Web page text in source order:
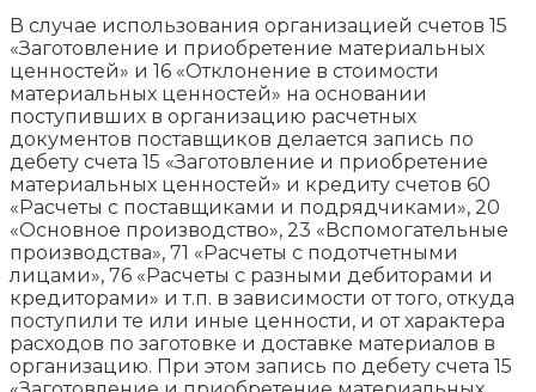
В случае использования организацией счетов 15
«Заготовление и приобретение материальных
ценностей» и 16 «Отклонение в стоимости
материальных ценностей» на основании
поступивших в организацию расчетных
документов поставщиков делается запись по
дебету счета 15 «Заготовление и приобретение
материальных ценностей» и кредиту счетов 60
«Расчеты с поставщиками и подрядчиками», 20
«Основное производство», 23 «Вспомогательные
производства», 71 «Расчеты с подотчетными
лицами», 76 «Расчеты с разными дебиторами и
кредиторами» и т.п. в зависимости от того, откуда
поступили те или иные ценности, и от характера
расходов по заготовке и доставке материалов в
организацию. При этом запись по дебету счета 15